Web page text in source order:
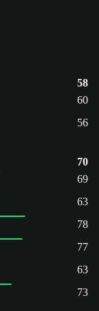
58
60
56
70
69
63
78
77
63
73